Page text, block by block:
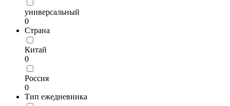
универсальный
0
Страна
Китай
0
Россия
0
Тип ежедневника